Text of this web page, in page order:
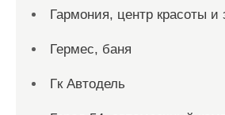
Гармония, центр красоты и
Гермес, баня
Гк Автодель